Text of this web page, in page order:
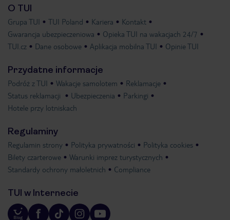
O TUI
Grupa TUI TUI Poland Kariera
Kontakt
Gwarancja ubezpieczeniowa
Opieka TUI na wakacjach 24/7
TUI.cz
Dane osobowe Aplikacja mobilna TUI Opinie TUI
Przydatne informacje
Podróż z TUI Wakacje samolotem
Reklamacje
Status reklamacji
Ubezpieczenia
Parkingi
Hotele przy lotniskach
Regulaminy
Regulamin strony Polityka prywatności
Polityka cookies
Bilety czarterowe
Warunki imprez turystycznych
Standardy ochrony małoletnich
Compliance
TUI w Internecie